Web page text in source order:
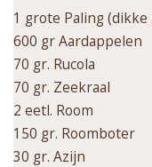
1 grote Paling
600 gr Aardappelen
70 gr. Rucola
70 gr. Zeekraal
2 eetl. Room
150 gr. Roomboter
30 gr. Azijn